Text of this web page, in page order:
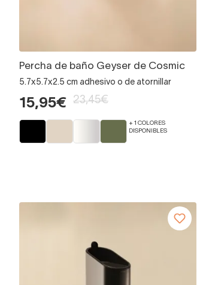
Percha de baño Geyser de Cosmic
5.7x5.7x2.5 cm adhesivo o de atornillar
15,95€ 23,45€
+ 1 COLORES
DISPONIBLES